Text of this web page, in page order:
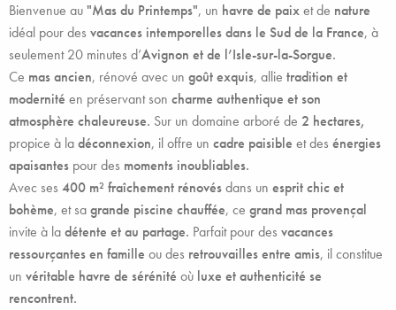
Bienvenue au"Mas du Printemps", un havre de paixet de nature
idéal pour des vacances intemporelles dans le Sud de la France, à
seulement 20 minutes d’Avignon et de l’Isle-sur-la-Sorgue.
Ce mas ancien, rénové avec un goût exquis, allie tradition et
modernité en préservant son charme authentique et son
atmosphère chaleureuse. Sur un domaine arboré de 2 hectares,
propice à ladéconnexion, il offre un cadre paisible et des énergies
apaisantes pour des moments inoubliables.
Avec ses 400 m² fraîchement rénovésdans un esprit chic et
bohème, et sagrande piscine chauffée, ce grand mas provençal
invite à ladétente et au partage. Parfait pour des vacances
ressourçantes en famille ou des retrouvailles entre amis, il constitue
un véritable havre de sérénité où luxe et authenticité se
rencontrent.